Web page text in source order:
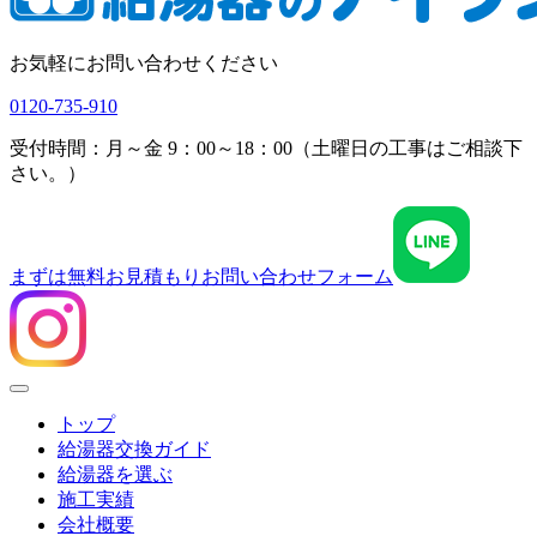
お気軽にお問い合わせください
0120-735-910
受付時間：月～金 9：00～18：00（土曜日の工事はご相談下
さい。）
まずは無料お見積もり お問い合わせフォーム
Menu
トップ
給湯器交換ガイド
給湯器を選ぶ
施工実績
会社概要